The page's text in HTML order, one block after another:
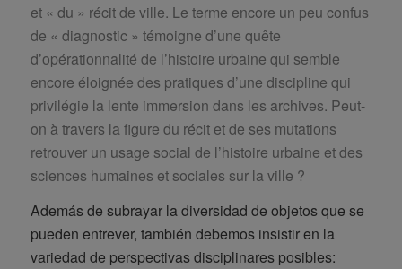
et « du » récit de ville. Le terme encore un peu confus
de « diagnostic » témoigne d’une quête
d’opérationnalité de l’histoire urbaine qui semble
encore éloignée des pratiques d’une discipline qui
privilégie la lente immersion dans les archives. Peut-
on à travers la figure du récit et de ses mutations
retrouver un usage social de l’histoire urbaine et des
sciences humaines et sociales sur la ville ?
Además de subrayar la diversidad de objetos que se
pueden entrever, también debemos insistir en la
variedad de perspectivas disciplinares posibles: